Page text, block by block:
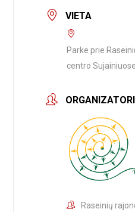
VIETA
Parke prie
centro Sujainiuose
Raseinių